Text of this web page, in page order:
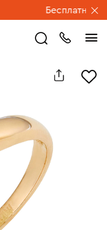
Бесплатная